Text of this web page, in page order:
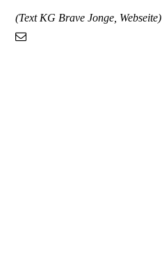
(Text KG Brave Jonge, Webseite)